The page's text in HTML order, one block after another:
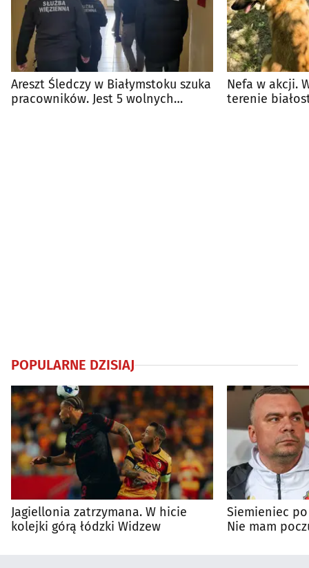
Areszt Śledczy w Białymstoku szuka
pracowników. Jest 5 wolnych
Nefa w akcji.
terenie
POPULARNE DZISIAJ
Jagiellonia zatrzymana. W hicie
kolejki górą łódzki Widzew
Siemieniec
Nie mam